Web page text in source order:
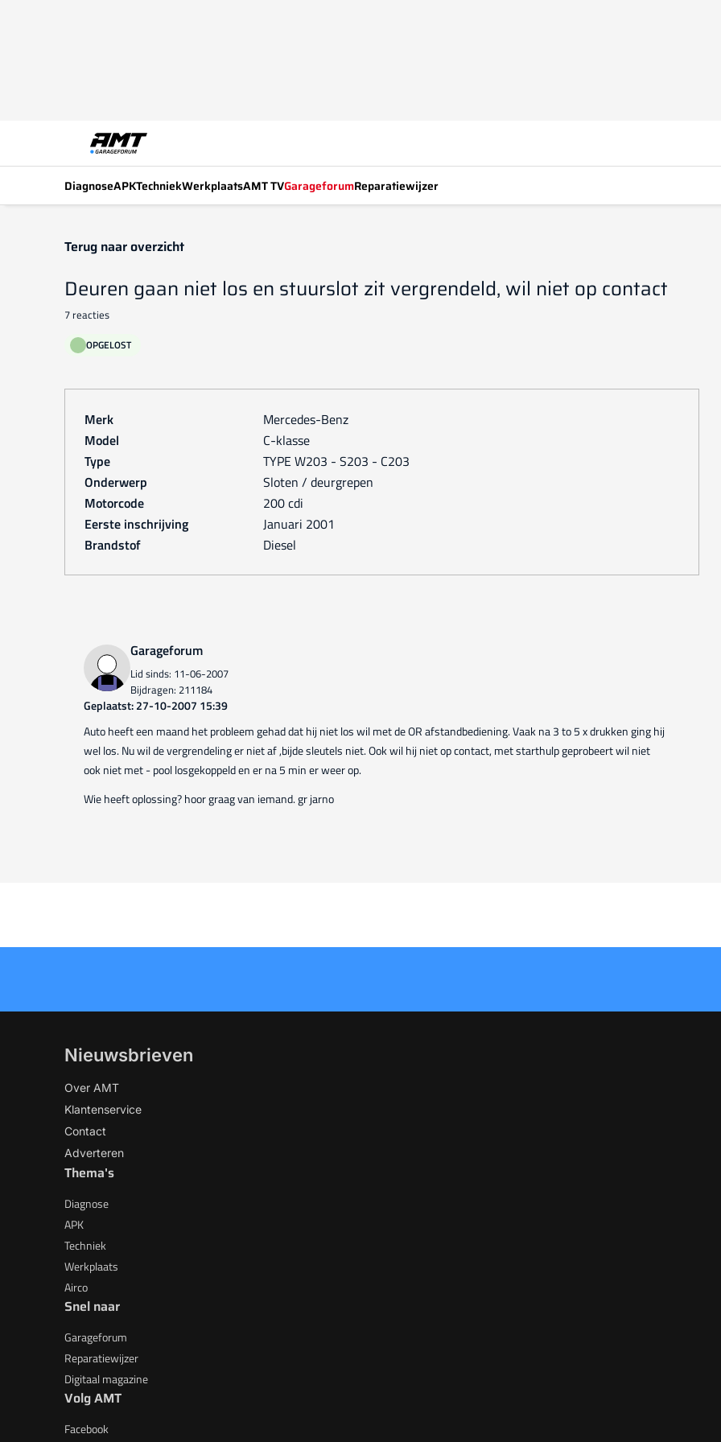
DiagnoseAPKTechniekWerkplaatsAMT TVGarageforumReparatiewijzer
Terug naar overzicht
Deuren gaan niet los en stuurslot zit vergrendeld, wil niet op contact
7 reacties
OPGELOST
Merk
Mercedes-Benz
Model
C-klasse
Type
TYPE W203 - S203 - C203
Onderwerp
Sloten / deurgrepen
Motorcode
200 cdi
Eerste inschrijving
januari 2001
Brandstof
Diesel
Garageforum
Lid sinds: 11-06-2007
Bijdragen: 211184
Geplaatst: 27-10-2007 15:39
Auto heeft een maand het probleem gehad dat hij niet los wil met de OR afstandbediening. Vaak na 3 to 5 x drukken ging hij
wel los. Nu wil de vergrendeling er niet af ,bijde sleutels niet. Ook wil hij niet op contact, met starthulp geprobeert wil niet
ook niet met - pool losgekoppeld en er na 5 min er weer op.
Wie heeft oplossing? hoor graag van iemand. gr jarno
Nieuwsbrieven
Over AMT
Klantenservice
Contact
Adverteren
Thema's
Diagnose
APK
Techniek
Werkplaats
Airco
Snel naar
Garageforum
Reparatiewijzer
Digitaal magazine
Volg AMT
Facebook